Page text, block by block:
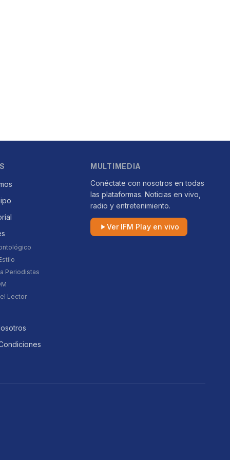
Periodistas
Lector
MULTIMEDIA
Conéctate con nosotros en todas
las plataformas. Noticias en vivo,
radio y entretenimiento.
Ver IFM Play en vivo